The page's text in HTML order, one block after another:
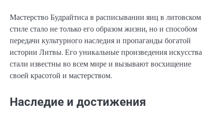
Мастерство Будрайтиса в расписывании яиц в литовском
стиле стало не только его образом жизни, но и способом
передачи культурного наследия и пропаганды богатой
истории Литвы. Его уникальные произведения искусства
стали известны во всем мире и вызывают восхищение
своей красотой и мастерством.
Наследие и достижения